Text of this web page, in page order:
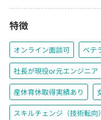
特徴
オンライン面談可 ベテ
社長が現役or元エンジニア
産休育休取得実績あり
スキルチェンジ（技術転向